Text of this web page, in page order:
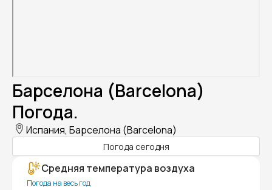
Барселона (Barcelona)
Погода.
Испания, Барселона (Barcelona)
Погода сегодня
Средняя температура воздуха
Погода на весь год